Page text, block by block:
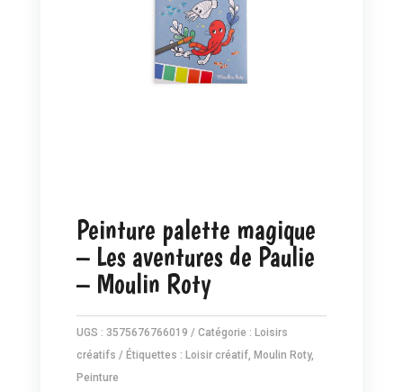
Peinture palette magique
– Les aventures de Paulie
– Moulin Roty
UGS : 3575676766019 Catégorie : Loisirs
créatifs
Étiquettes : Loisir créatif, Moulin Roty,
Peinture